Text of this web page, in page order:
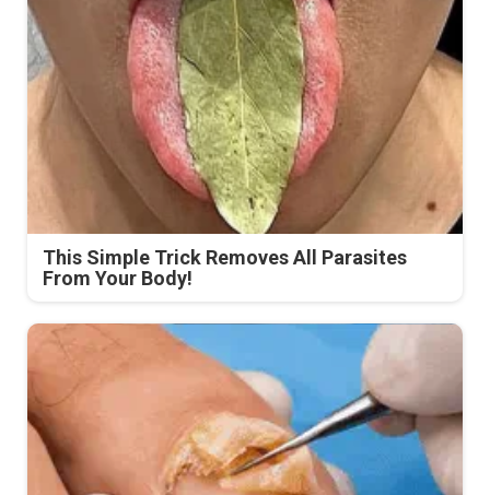
This Simple Trick Removes All Parasites
From Your Body!